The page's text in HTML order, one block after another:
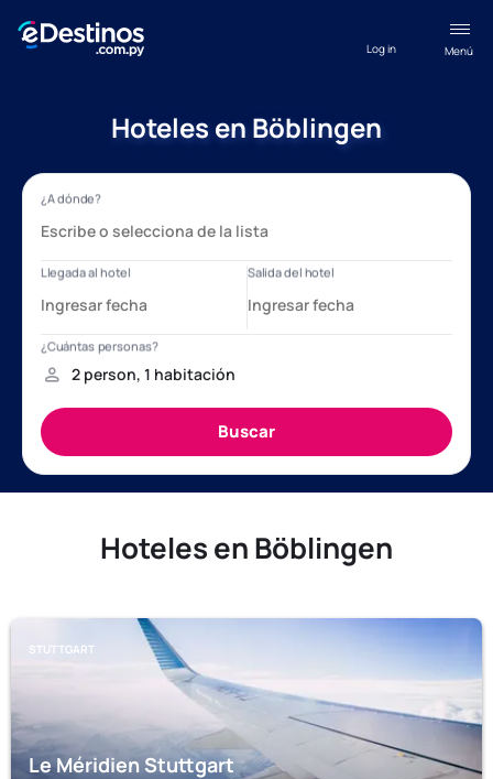
Menú
Log in
Hoteles en Böblingen
Hoteles en Böblingen
STUTTGART
Le Méridien Stuttgart